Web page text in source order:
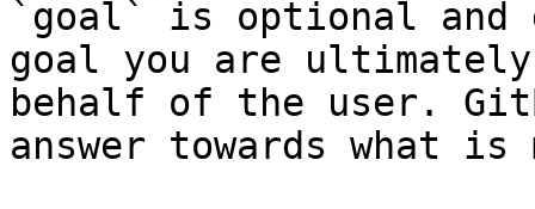
`goal` is optional and
goal you are
behalf of the user.
answer towards what